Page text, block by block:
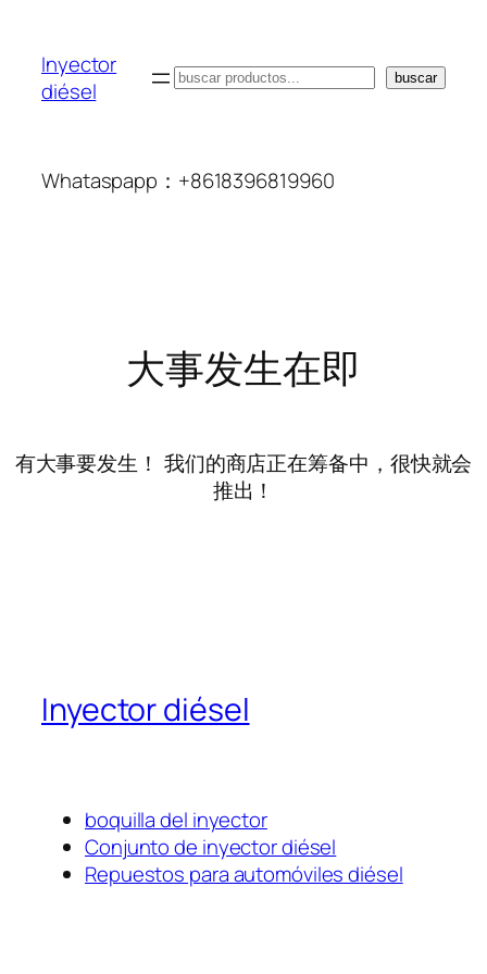
Inyector
diésel
搜
buscar
Whataspapp：+8618396819960
大事发生在即
有大事要发生！ 我们的商店正在筹备中，很快就会
推出！
Inyector diésel
boquilla del inyector
Conjunto de inyector diésel
Repuestos para automóviles diésel